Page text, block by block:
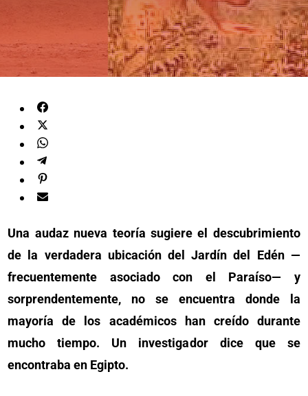
Una audaz nueva teoría sugiere el descubrimiento
de la verdadera ubicación del Jardín del Edén —
frecuentemente asociado con el Paraíso— y
sorprendentemente, no se encuentra donde la
mayoría de los académicos han creído durante
mucho tiempo. Un investigador dice que se
encontraba en Egipto.